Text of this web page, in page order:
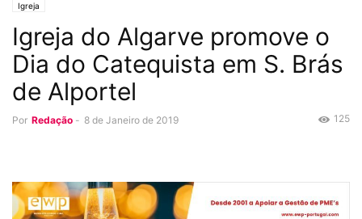
Igreja
Igreja do Algarve promove o
Dia do Catequista em S. Brás
de Alportel
Por Redação - 8 de Janeiro de 2019 125